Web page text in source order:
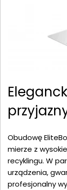
Obudowę
mierze z
recyklingu. W
urządzenia,
profesjonalny